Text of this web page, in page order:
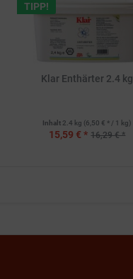
TIPP!
Klar Enthärter 2.4 kg
Inhalt 2.4 kg (6,50 € * / 1 kg)
15,59 € * 16,29 € *